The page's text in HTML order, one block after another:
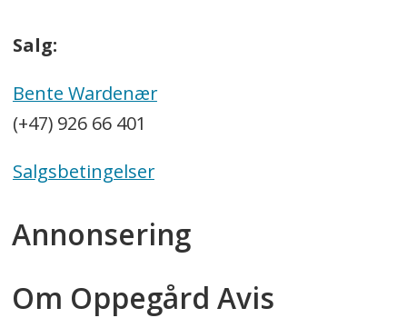
Salg:
Bente Wardenær
(+47) 926 66 401
Salgsbetingelser
Annonsering
Om Oppegård Avis